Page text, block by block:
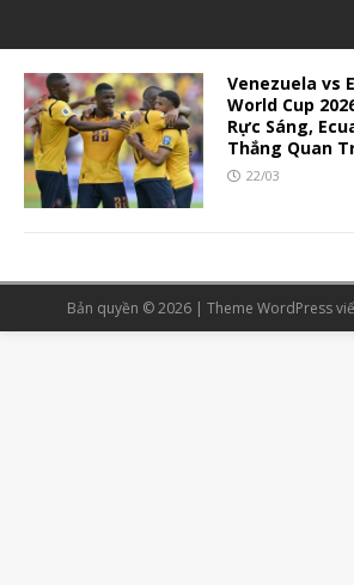
Venezuela vs
World Cup
Rực Sáng,
Thắng Quan
22/03
Bản quyền © 2026 | Theme WordPress